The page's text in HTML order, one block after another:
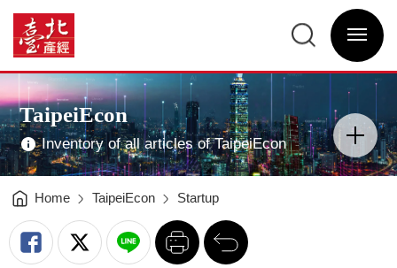
Works
Innovation
New
－
Space
-
北
產
經
資
訊
網
臺
經
訊
網
網
選
單
選
單
關
Main
Advertising
TaipeiEcon
Inventory of all articles of TaipeiEcon
分
類
開
關
Home TaipeiEcon Startup
列
印
回
前
一
頁